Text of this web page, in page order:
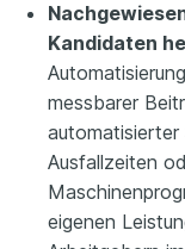
Kandidaten
messbarer
automatisierter
Ausfallzeiten
eigenen